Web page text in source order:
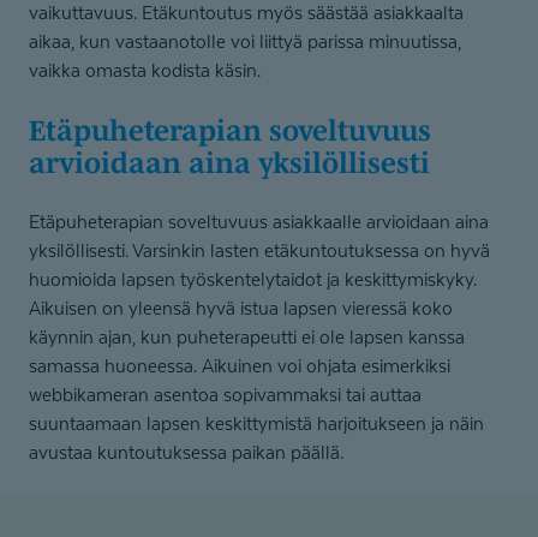
vaikuttavuus. Etäkuntoutus myös säästää asiakkaalta
aikaa, kun vastaanotolle voi liittyä parissa minuutissa,
vaikka omasta kodista käsin.
Etäpuhete­rapian soveltuvuus
arvioidaan aina yksilöllisesti
Etäpuheterapian soveltuvuus asiakkaalle arvioidaan aina
yksilöllisesti. Varsinkin lasten etäkuntoutuksessa on hyvä
huomioida lapsen työskentelytaidot ja keskittymiskyky.
Aikuisen on yleensä hyvä istua lapsen vieressä koko
käynnin ajan, kun puheterapeutti ei ole lapsen kanssa
samassa huoneessa. Aikuinen voi ohjata esimerkiksi
webbikameran asentoa sopivammaksi tai auttaa
suuntaamaan lapsen keskittymistä harjoitukseen ja näin
avustaa kuntoutuksessa paikan päällä.